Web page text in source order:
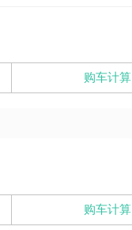
购车计算
购车计算